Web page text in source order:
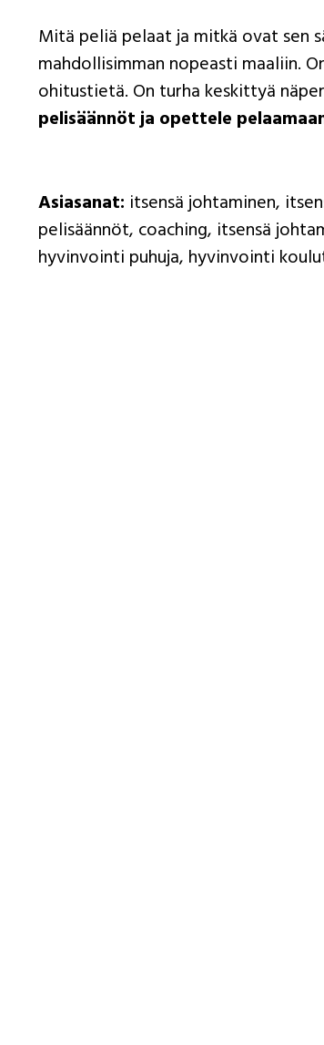
Mitä peliä pelaat ja mitkä ovat sen
mahdollisimman nopeasti maaliin.
ohitustietä. On turha keskittyä
pelisäännöt ja opettele
Asiasanat: itsensä johtaminen,
pelisäännöt, coaching, itsensä
hyvinvointi puhuja, hyvinvointi